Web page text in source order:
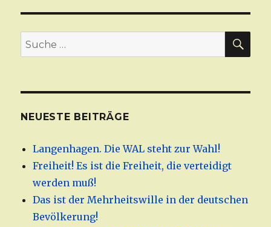
Suche
nach:
NEUESTE BEITRÄGE
Langenhagen. Die WAL steht zur Wahl!
Freiheit! Es ist die Freiheit, die verteidigt
werden muß!
Das ist der Mehrheitswille in der deutschen
Bevölkerung!